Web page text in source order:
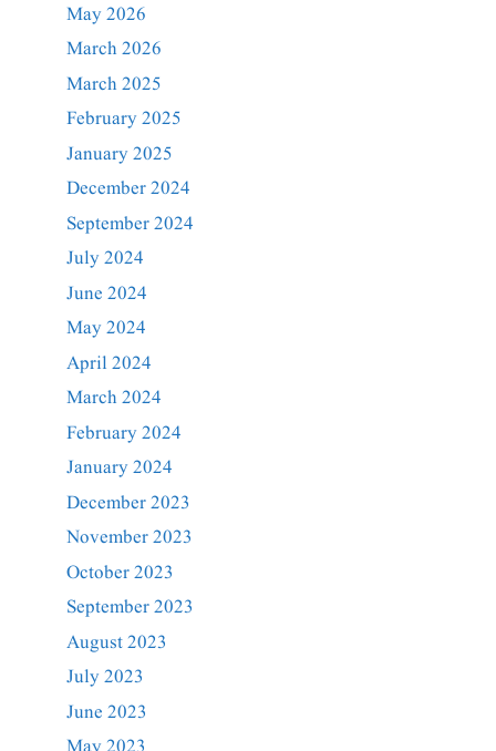
May 2026
March 2026
March 2025
February 2025
January 2025
December 2024
September 2024
July 2024
June 2024
May 2024
April 2024
March 2024
February 2024
January 2024
December 2023
November 2023
October 2023
September 2023
August 2023
July 2023
June 2023